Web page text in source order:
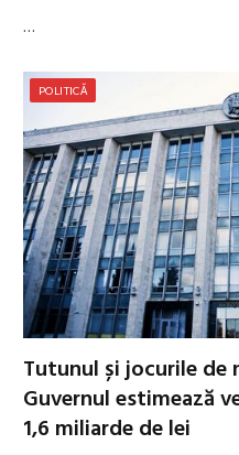
…
POLITICĂ
Tutunul și jocurile de
Guvernul estimează
1,6 miliarde de lei